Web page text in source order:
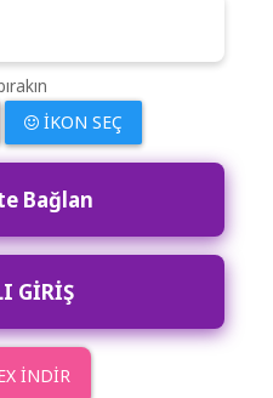
İKON SEÇ
Bağlan
GİRİŞ
İNDİR